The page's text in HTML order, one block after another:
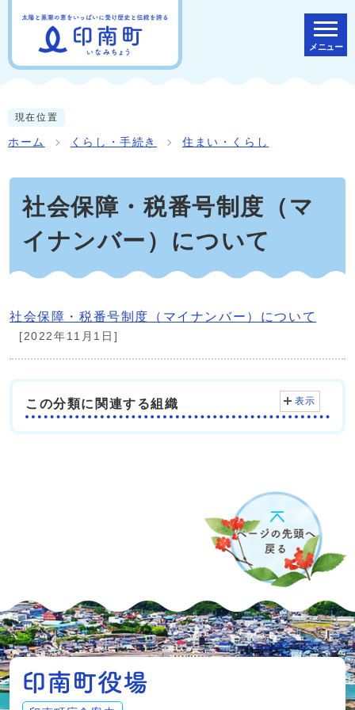
メニュー
現在位置
ホーム くらし・手続き 住まい・くらし
社会保障・税番号制度（マ
イナンバー）について
社会保障・税番号制度（マイナンバー）について
[2022年11月1日]
この分類に関連する組織 表示